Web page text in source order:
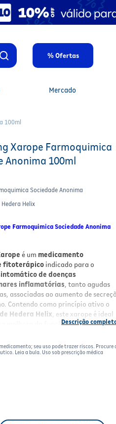
% Ofertas
Mercado
100ml
Xarope Farmoquimica
Anonima 100ml
Sociedade Anonima
Hedera Helix
Farmoquimica Sociedade Anonima
é um medicamento
fitoterápico indicado para o
de doenças
inflamatórias, tanto agudas
associadas ao aumento de
Contendo como princípio ativo o
Hedera Helix , este xarope é ideal
melhora da função respiratória,
do muco e promovendo
seu uso pode trazer riscos. Procure
Leia a bula. Uso sob prescrição médica